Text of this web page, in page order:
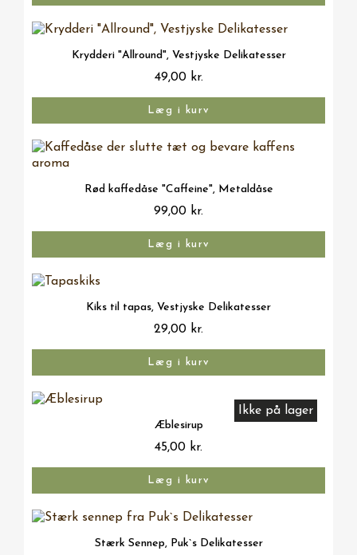
Vis her
Krydderi "Allround", Vestjyske Delikatesser
49,00 kr.
Læg i kurv
Vis her
Rød kaffedåse "Caffeine", Metaldåse
99,00 kr.
Læg i kurv
Vis her
Kiks til tapas, Vestjyske Delikatesser
29,00 kr.
Læg i kurv
Vis her
Ikke på lager
Æblesirup
45,00 kr.
Læg i kurv
Vis her
Stærk Sennep, Puk`s Delikatesser